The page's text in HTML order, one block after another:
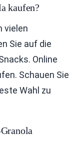
kaufen?
vielen
Sie auf die
Online
Schauen Sie
Wahl zu